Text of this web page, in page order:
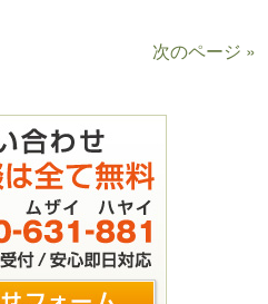
次のページ »